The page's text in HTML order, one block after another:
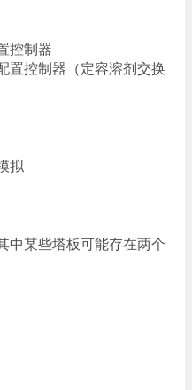
控制器
置控制器（定容溶剂交换
拟
中某些塔板可能存在两个